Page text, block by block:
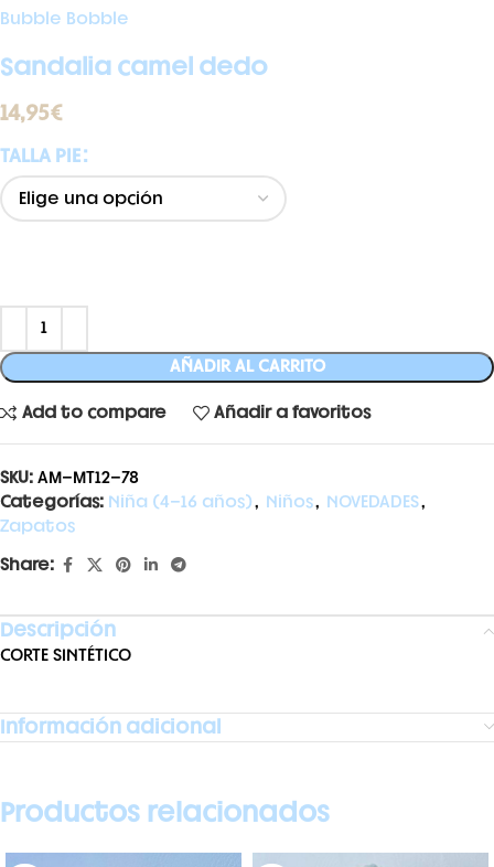
Bubble Bobble
Sandalia camel dedo
14,95€
TALLA PIE
AÑADIR AL CARRITO
Add to compare Añadir a favoritos
SKU: AM-MT12-78
Categorías: Niña (4-16 años), Niños, NOVEDADES,
Zapatos
Share:
Descripción
CORTE SINTÉTICO
Información adicional
Productos relacionados